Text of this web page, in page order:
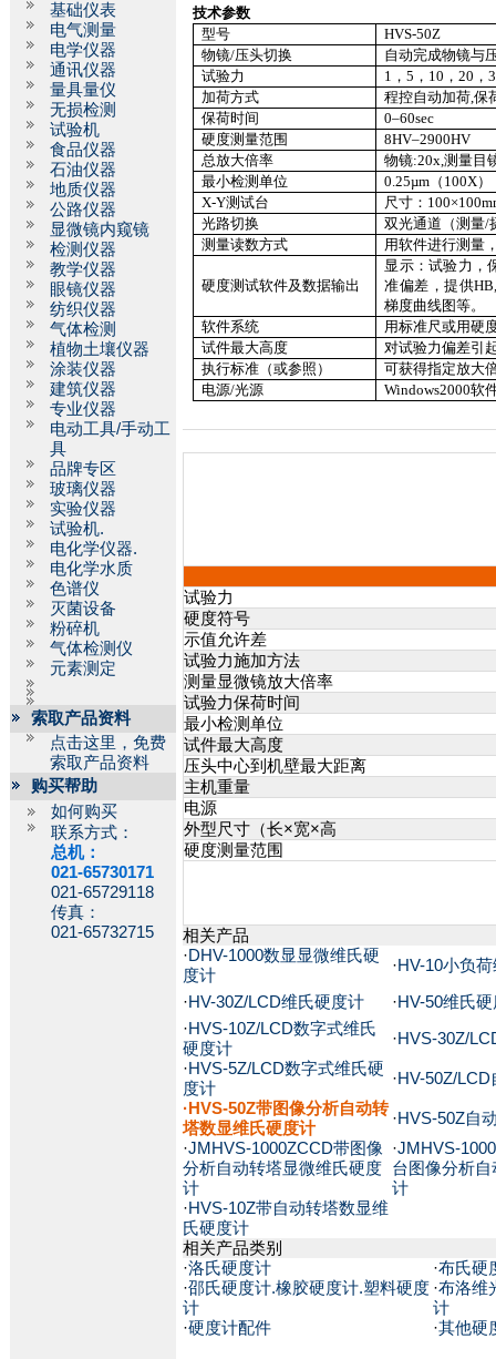
基础仪表
电气测量
电学仪器
通讯仪器
量具量仪
无损检测
试验机
食品仪器
石油仪器
地质仪器
公路仪器
显微镜内窥镜
检测仪器
教学仪器
眼镜仪器
纺织仪器
气体检测
植物土壤仪器
涂装仪器
建筑仪器
专业仪器
电动工具/手动工
具
品牌专区
玻璃仪器
实验仪器
试验机.
电化学仪器.
电化学水质
色谱仪
灭菌设备
粉碎机
气体检测仪
元素测定
索取产品资料
点击这里，免费
索取产品资料
购买帮助
如何购买
联系方式：
总机：
021-65730171
021-65729118
传真：
021-65732715
技术参数
型号
HVS-50Z
物镜/压头切换
自动完成物镜与
试验力
1 ，5 ， 10 ，20 ，
加荷方式
程控自动加荷,保
保荷时间
0–60sec
硬度测量范围
8HV–2900HV
总放大倍率
物镜:20x,测量目
最小检测单位
0.25µm （ 100X）
X-Y测试台 尺寸： 100×
光路切换
双光通道（测量/
测量读数方式
用软件进行测量
硬度测试软件及数据输出
显示：试验力，
准偏差，提供
梯度曲线图等。
软件系统
用标准尺或用硬
试件最大高度
对试验力偏差引
执行标准（或参照）
可获得指定放大
电源/光源 Windows2000软
试验力
硬度符号
示值允许差
试验力施加方法
测量显微镜放大倍率
试验力保荷时间
最小检测单位
试件最大高度
压头中心到机壁最大距离
主机重量
电源
外型尺寸（长×宽×高
硬度测量范围
相关产品
·DHV-1000数显显微维氏硬
度计
·HV-10小负
·HV-30Z/LCD维氏硬度计 ·HV-50维氏
·HVS-10Z/LCD数字式维氏
硬度计
·HVS-30Z/
·HVS-5Z/LCD数字式维氏硬
度计
·HV-50Z/
·HVS-50Z带图像分析自动转
塔数显维氏硬度计
·HVS-50Z自
·JMHVS-1000ZCCD带图像
分析自动转塔显微维氏硬度
计
·JMHVS-
台图像分析
计
·HVS-10Z带自动转塔数显维
氏硬度计
相关产品类别
·洛氏硬度计 ·布氏硬
·邵氏硬度计.橡胶硬度计.塑料硬度
计
·布洛维
计
·硬度计配件 ·其他硬